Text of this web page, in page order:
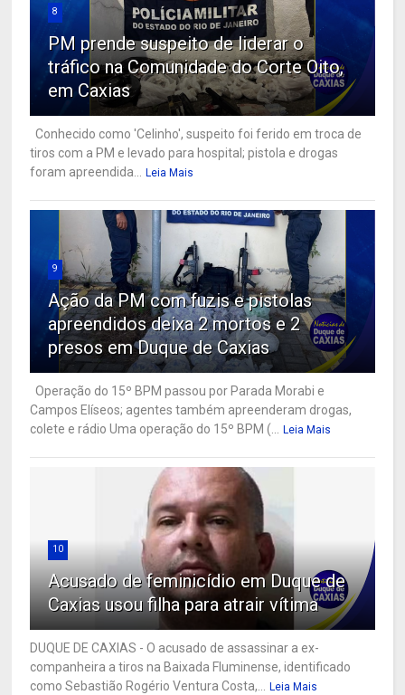
8
PM prende suspeito de liderar o
tráfico na Comunidade do Corte Oito,
em Caxias
Conhecido como 'Celinho', suspeito foi ferido em troca de
tiros com a PM e levado para hospital; pistola e drogas
foram apreendida... Leia Mais
9
Ação da PM com fuzis e pistolas
apreendidos deixa 2 mortos e 2
presos em Duque de Caxias
Operação do 15º BPM passou por Parada Morabi e
Campos Elíseos; agentes também apreenderam drogas,
colete e rádio Uma operação do 15º BPM (... Leia Mais
10
Acusado de feminicídio em Duque de
Caxias usou filha para atrair vítima
DUQUE DE CAXIAS - O acusado de assassinar a ex-
companheira a tiros na Baixada Fluminense, identificado
como Sebastião Rogério Ventura Costa,... Leia Mais